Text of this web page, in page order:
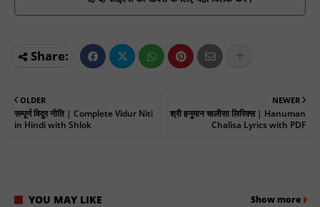
NEWER
श्री हनुमान चालीसा लिरिक्स | Hanuman
Chalisa Lyrics with PDF
OLDER
सम्पूर्ण विदुर नीति | Complete Vidur Niti
in Hindi with Shlok
YOU MAY LIKE Show more